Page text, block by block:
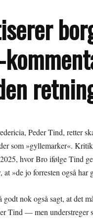
Peder Tind, retter
som »gyllemarker«.
hvor Bro ifølge Tind
»de jo forresten også har
nok også sagt, at det
Tind — men understreger